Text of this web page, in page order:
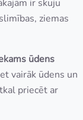
ir skuju
ziemas
ūdens
vairāk ūdens un
priecēt ar